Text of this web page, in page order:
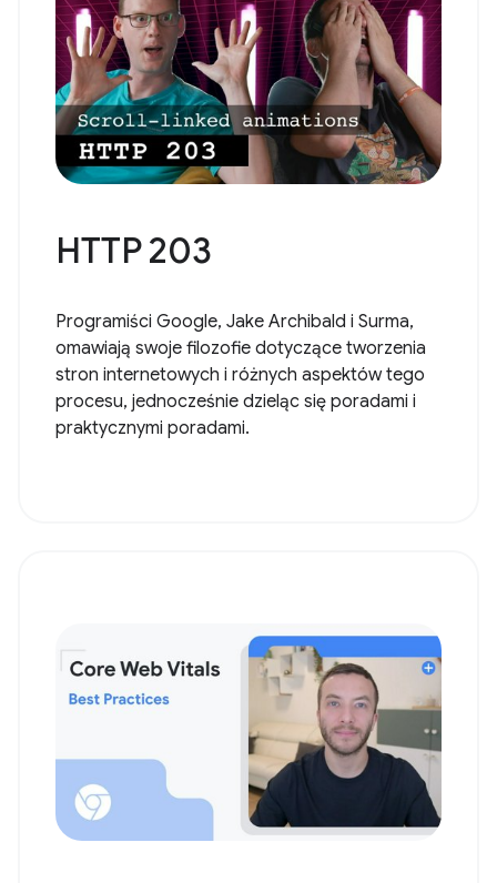
HTTP 203
Programiści Google, Jake Archibald i Surma,
omawiają swoje filozofie dotyczące tworzenia
stron internetowych i różnych aspektów tego
procesu, jednocześnie dzieląc się poradami i
praktycznymi poradami.